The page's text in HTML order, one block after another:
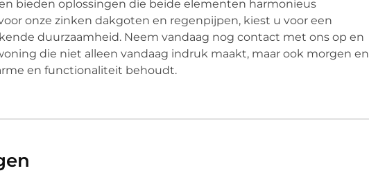
bieden oplossingen die beide elementen harmonieus
onze zinken dakgoten en regenpijpen, kiest u voor een
duurzaamheid. Neem vandaag nog contact met ons op en
die niet alleen vandaag indruk maakt, maar ook morgen en
en functionaliteit behoudt.